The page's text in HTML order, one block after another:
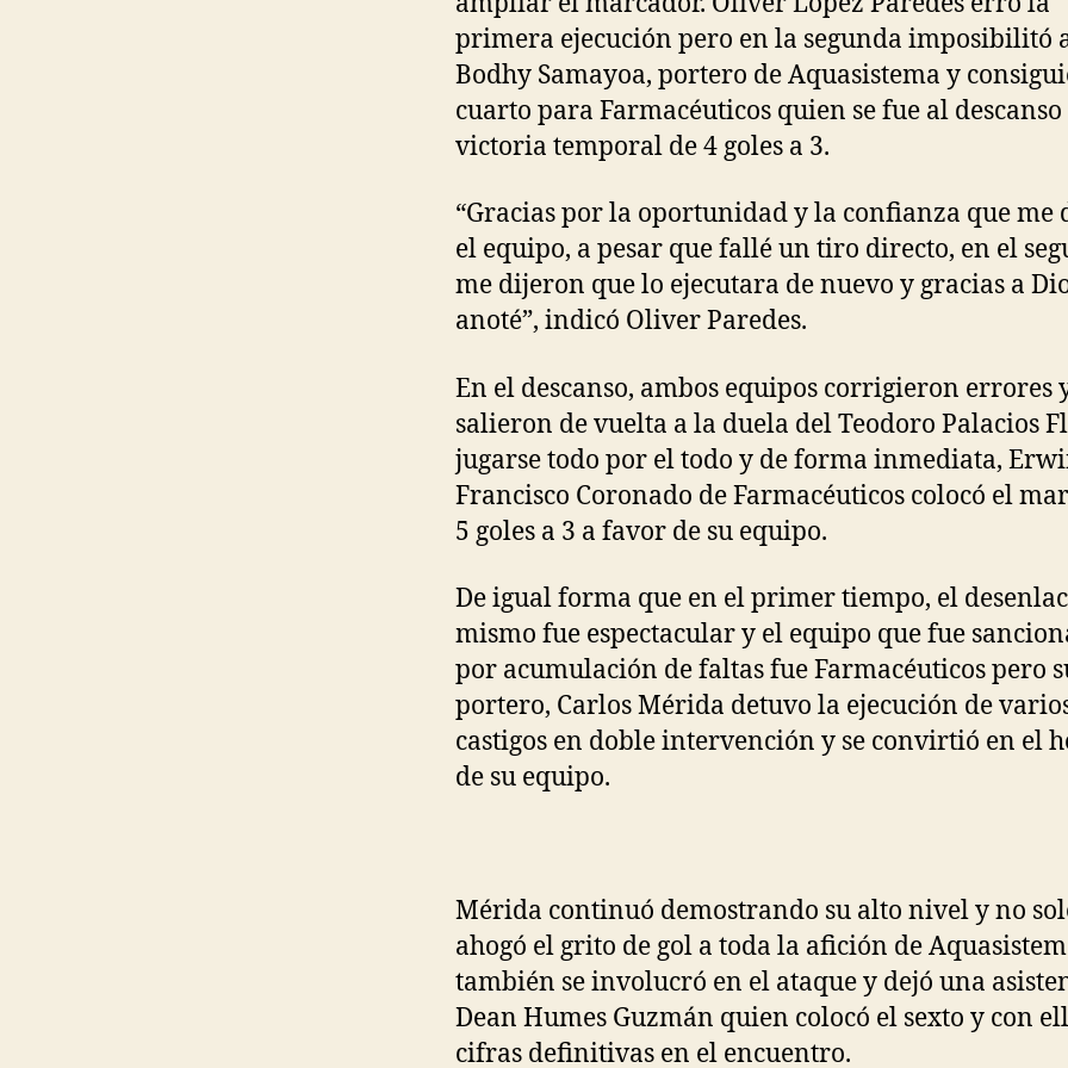
primera ejecución pero en la segunda imposibilitó
Bodhy Samayoa, portero de Aquasistema y
cuarto para Farmacéuticos quien se fue al
victoria temporal de 4 goles a 3.
“Gracias por la oportunidad y la confianza que me
el equipo, a pesar que fallé un tiro directo, en el
me dijeron que lo ejecutara de nuevo y gracias a
anoté”, indicó Oliver Paredes.
En el descanso, ambos equipos corrigieron errores
salieron de vuelta a la duela del Teodoro Palacios
jugarse todo por el todo y de forma inmediata,
Francisco Coronado de Farmacéuticos colocó el
5 goles a 3 a favor de su equipo.
De igual forma que en el primer tiempo, el
mismo fue espectacular y el equipo que fue
por acumulación de faltas fue Farmacéuticos pero
portero, Carlos Mérida detuvo la ejecución de
castigos en doble intervención y se convirtió en el
de su equipo.
Mérida continuó demostrando su alto nivel y no
ahogó el grito de gol a toda la afición de
también se involucró en el ataque y dejó una
Dean Humes Guzmán quien colocó el sexto y con
cifras definitivas en el encuentro.